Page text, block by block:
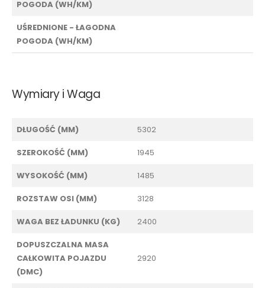
POGODA (WH/KM)
UŚREDNIONE - ŁAGODNA
POGODA (WH/KM)
Wymiary i Waga
DŁUGOŚĆ (MM) 5302
SZEROKOŚĆ (MM) 1945
WYSOKOŚĆ (MM) 1485
ROZSTAW OSI (MM) 3128
WAGA BEZ ŁADUNKU (KG) 2400
DOPUSZCZALNA MASA
CAŁKOWITA POJAZDU
(DMC)
2920